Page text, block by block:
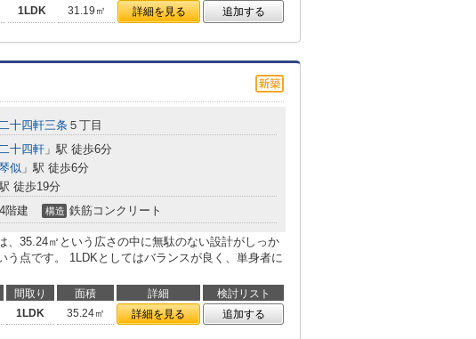
1LDK 31.19㎡ 詳細を見る 追加する
十四軒三条 ５丁目
十四軒 」駅 徒歩6分
似 」駅 徒歩6分
徒歩19分
4階建 構造 鉄筋コンクリート
、35.24㎡という広さの中に無駄のない設計がしっか
う点です。 1LDKとしてはバランスが良く、単身者に
間取り 面積 詳細
検討リスト
1LDK 35.24㎡ 詳細を見る 追加する